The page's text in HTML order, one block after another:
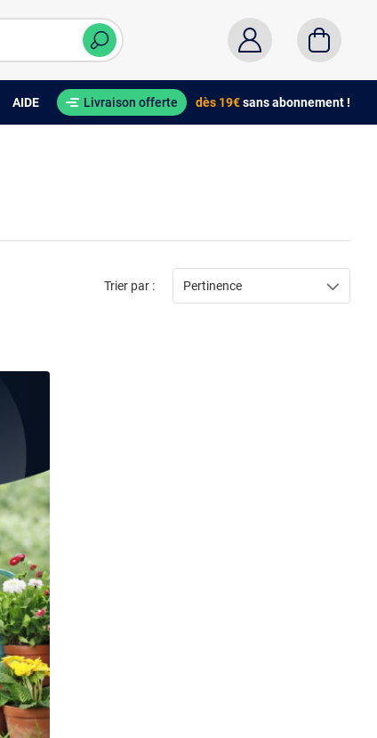
AIDE Livraison offerte dès 19€sans abonnement !
Trier par : Pertinence